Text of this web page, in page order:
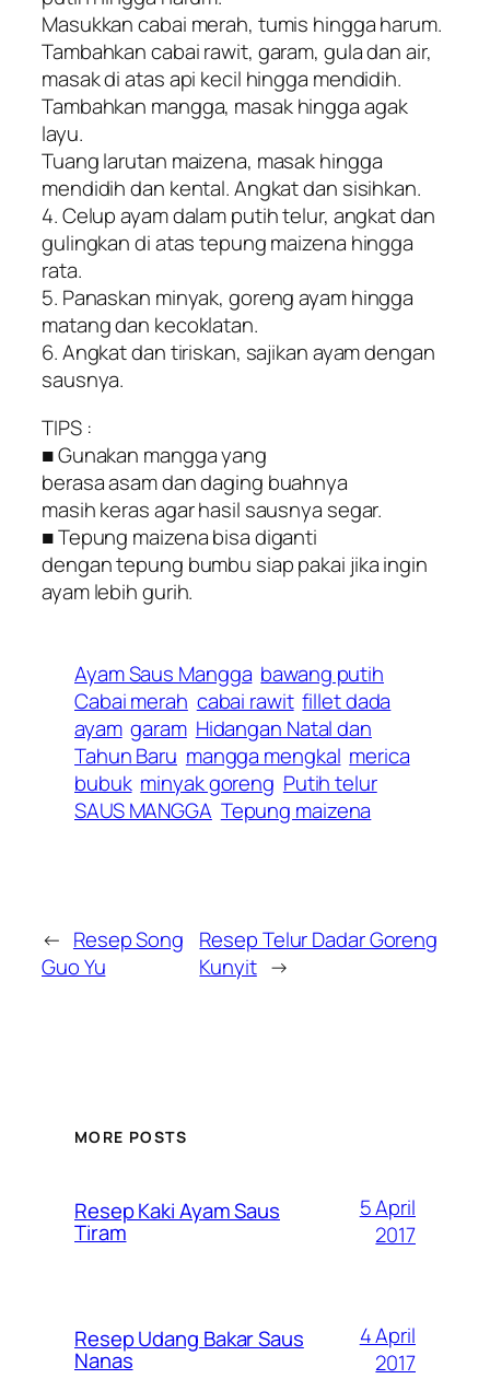
Masukkan cabai merah, tumis hingga harum.
Tambahkan cabai rawit, garam, gula dan air,
masak di atas api kecil hingga mendidih.
Tambahkan mangga, masak hingga agak
layu.
Tuang larutan maizena, masak hingga
mendidih dan kental. Angkat dan sisihkan.
4. Celup ayam dalam putih telur, angkat dan
gulingkan di atas tepung maizena hingga
rata.
5. Panaskan minyak, goreng ayam hingga
matang dan kecoklatan.
6. Angkat dan tiriskan, sajikan ayam dengan
sausnya.
TIPS :
■ Gunakan mangga yang
berasa asam dan daging buahnya
masih keras agar hasil sausnya segar.
■ Tepung maizena bisa diganti
dengan tepung bumbu siap pakai jika ingin
ayam lebih gurih.
Ayam Saus Mangga bawang putih
Cabai merah cabai rawit fillet dada
ayam garam Hidangan Natal dan
Tahun Baru mangga mengkal merica
bubuk minyak goreng Putih telur
SAUS MANGGA Tepung maizena
← Resep Song
Guo Yu
Resep Telur Dadar Goreng
Kunyit →
MORE POSTS
Resep Kaki Ayam Saus
Tiram
5 April
2017
Resep Udang Bakar Saus
Nanas
4 April
2017